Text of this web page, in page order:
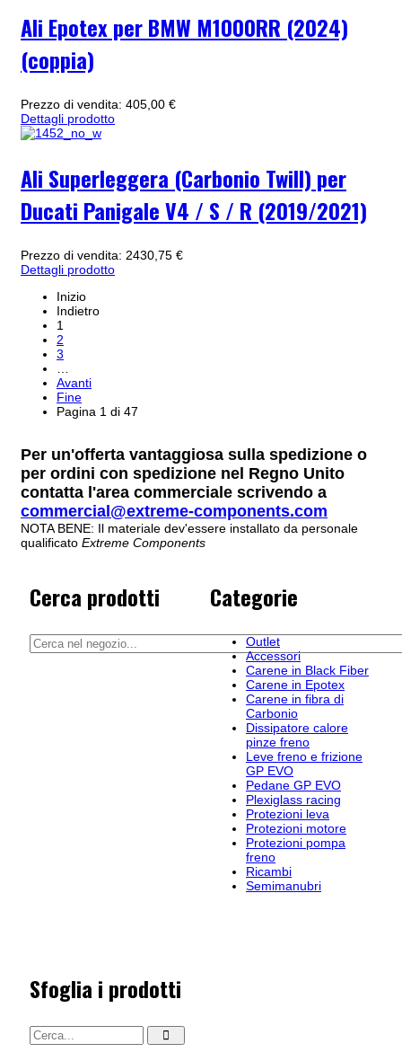
Ali Epotex per BMW M1000RR (2024)
(coppia)
Prezzo di vendita: 405,00 €
Dettagli prodotto
Ali Superleggera (Carbonio Twill) per
Ducati Panigale V4 / S / R (2019/2021)
Prezzo di vendita: 2430,75 €
Dettagli prodotto
Inizio
Indietro
1
2
3
Avanti
Fine
Pagina 1 di 47
Per un'offerta vantaggiosa sulla spedizione o
per ordini con spedizione nel Regno Unito
contatta l'area commerciale scrivendo a
commercial@extreme-components.com
NOTA BENE: Il materiale dev'essere installato da personale
qualificato Extreme Components
Cerca prodotti Categorie
Outlet
Accessori
Carene in Black Fiber
Carene in Epotex
Carene in fibra di
Carbonio
Dissipatore calore
pinze freno
Leve freno e frizione
GP EVO
Pedane GP EVO
Plexiglass racing
Protezioni leva
Protezioni motore
Protezioni pompa
freno
Ricambi
Semimanubri
Sfoglia i prodotti